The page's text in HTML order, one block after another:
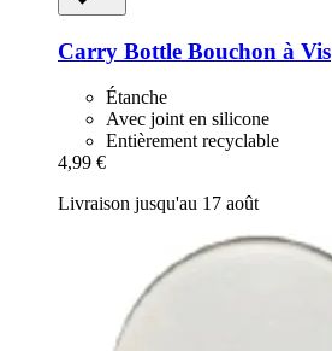
Carry Bottle Bouchon à Vis
Étanche
Avec joint en silicone
Entièrement recyclable
4,99 €
Livraison jusqu'au 17 août